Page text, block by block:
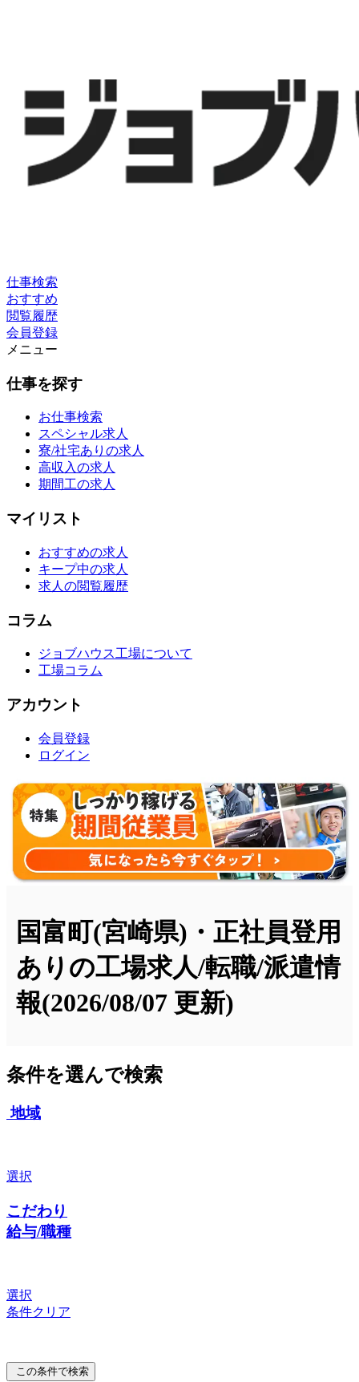
仕事検索
おすすめ
閲覧履歴
会員登録
メニュー
仕事を探す
お仕事検索
スペシャル求人
寮/社宅ありの求人
高収入の求人
期間工の求人
マイリスト
おすすめの求人
キープ中の求人
求人の閲覧履歴
コラム
ジョブハウス工場について
工場コラム
アカウント
会員登録
ログイン
国富町(宮崎県)・正社員登用
ありの工場求人/転職/派遣情
報(2026/08/07 更新)
条件を選んで検索
地域
選択
こだわり
給与/職種
選択
条件クリア
この条件で検索